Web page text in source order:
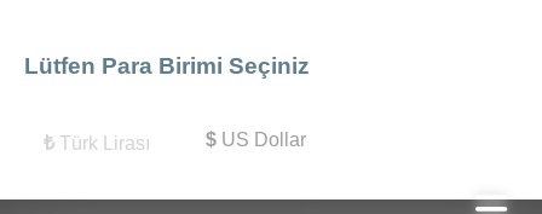
Lütfen Para Birimi Seçiniz
₺ Türk Lirası $US Dollar